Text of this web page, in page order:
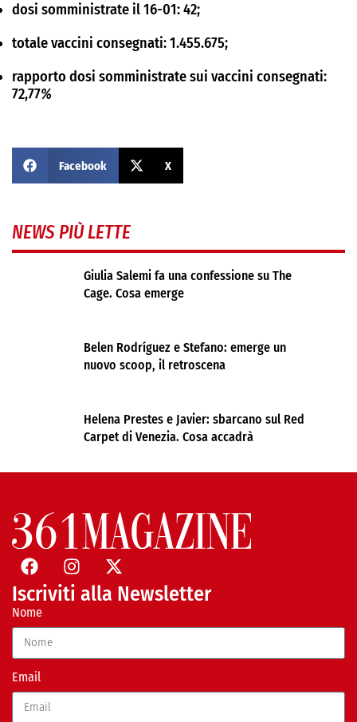
dosi somministrate il16-01:42;
totale vaccini consegnati: 1.455.675;
rapporto dosi somministrate sui vaccini consegnati:
72,77%
Facebook X
NEWS PIÙ LETTE
Giulia Salemi fa una confessione su The
Cage. Cosa emerge
Belen Rodríguez e Stefano: emerge un
nuovo scoop, il retroscena
Helena Prestes e Javier: sbarcano sul Red
Carpet di Venezia. Cosa accadrà
Iscriviti alla Newsletter
Nome
Email